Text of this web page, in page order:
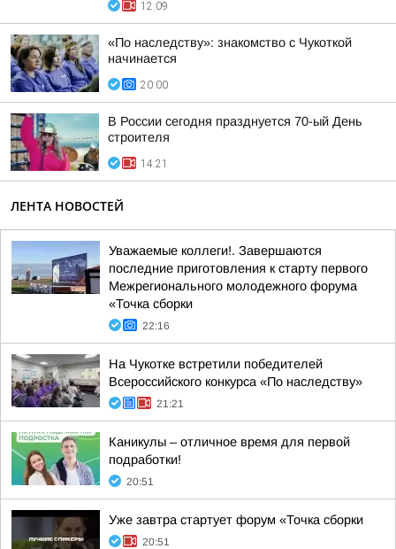
12:09
«По наследству»: знакомство с Чукоткой
начинается
20:00
В России сегодня празднуется 70-ый День
строителя
14:21
ЛЕНТА НОВОСТЕЙ
Уважаемые коллеги!. Завершаются
последние приготовления к старту первого
Межрегионального молодежного форума
«Точка сборки
22:16
На Чукотке встретили победителей
Всероссийского конкурса «По наследству»
21:21
Каникулы – отличное время для первой
подработки!
20:51
Уже завтра стартует форум «Точка сборки
20:51